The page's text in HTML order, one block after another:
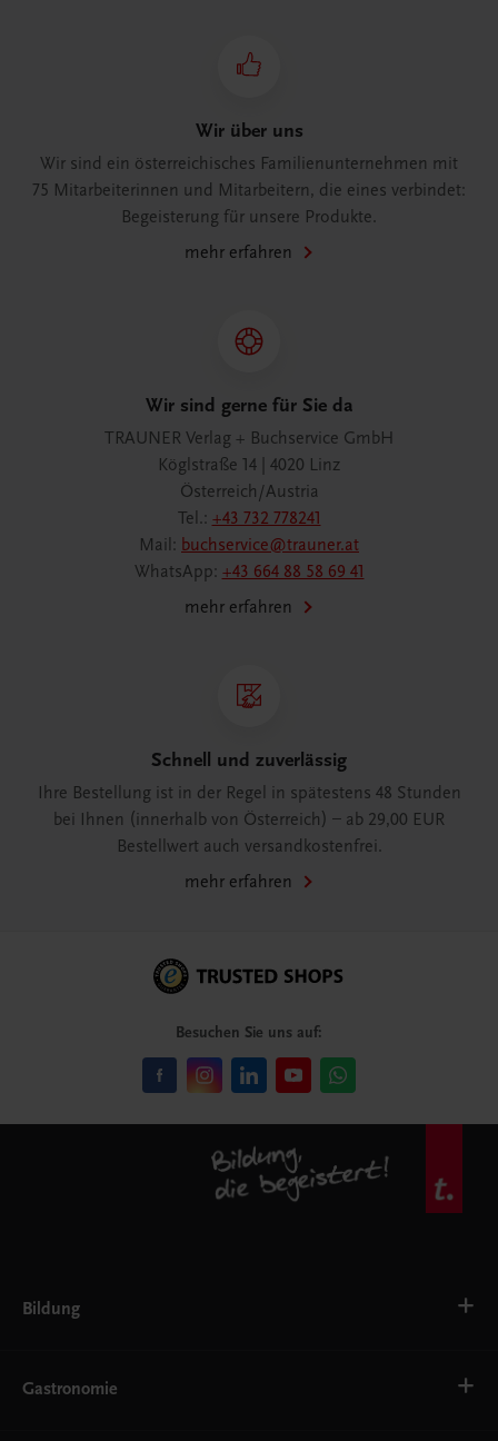
Wir über uns
Wir sind ein österreichisches Familienunternehmen mit
75 Mitarbeiterinnen und Mitarbeitern, die eines verbindet:
Begeisterung für unsere Produkte.
mehr erfahren
Wir sind gerne für Sie da
TRAUNER Verlag + Buchservice GmbH
Köglstraße 14 | 4020 Linz
Österreich/Austria
Tel.: +43 732 778241
Mail: buchservice@trauner.at
WhatsApp: +43 664 88 58 69 41
mehr erfahren
Schnell und zuverlässig
Ihre Bestellung ist in der Regel in spätestens 48 Stunden
bei Ihnen (innerhalb von Österreich) – ab 29,00 EUR
Bestellwert auch versandkostenfrei.
mehr erfahren
Besuchen Sie uns auf:
Bildung
AHS
Gastronomie